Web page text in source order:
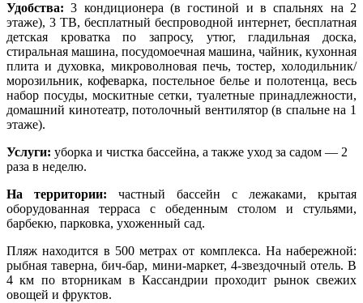
Удобства: 3 кондиционера (в гостиной и в спальнях на 2
этаже), 3 ТВ, бесплатный беспроводной интернет, бесплатная
детская кроватка по запросу, утюг, гладильная доска,
стиральная машина, посудомоечная машина, чайник, кухонная
плита и духовка, микроволновая печь, тостер, холодильник/
морозильник, кофеварка, постельное белье и полотенца, весь
набор посуды, москитные сетки, туалетные принадлежности,
домашний кинотеатр, потолочный вентилятор (в спальне на 1
этаже).
Услуги: уборка и чистка бассейна, а также уход за садом — 2
раза в неделю.
На территории: частный бассейн с лежаками, крытая
оборудованная терраса с обеденным столом и стульями,
барбекю, парковка, ухоженный сад.
Пляж находится в 500 метрах от комплекса. На набережной:
рыбная таверна, бич-бар, мини-маркет, 4-звездочный отель. В
4 км по вторникам в Кассандрии проходит рынок свежих
овощей и фруктов.